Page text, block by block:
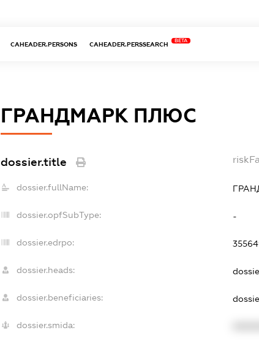
CAHEADER.PERSONS CAHEADER.PERSSEARCH
BETA
ГРАНДМАРК ПЛЮС
dossier.title
dossier.fullName:
dossier.opfSubType: -
dossier.edrpo:
dossier.heads:
dossier.beneficiaries:
dossier.smida: